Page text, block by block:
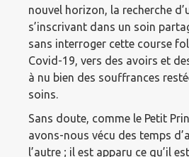
nouvel horizon, la recherche
s’inscrivant dans un soin
sans interroger cette course
Covid-19, vers des avoirs et
à nu bien des souffrances
soins.
Sans doute, comme le Petit
avons-nous vécu des temps
l’autre ; il est apparu ce qu’il